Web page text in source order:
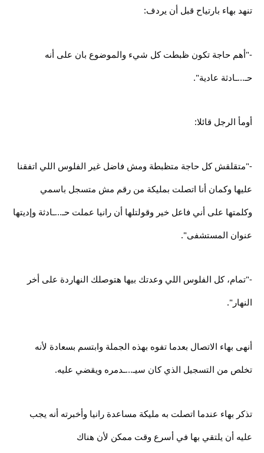
تنهد بهاء بارتياح قبل أن يردف:
-"أهم حاجة تكون ظبطت كل شيء والموضوع بان على أنه
حـ...ـادثة عادية".
أومأ الرجل قائلا:
-"متقلقش كل حاجة متظبطة ومش فاضل غير الفلوس اللي اتفقنا
عليها وكمان أنا اتصلت بمليكة من رقم مش متسجل باسمي
وكلمتها على أني فاعل خير وقولتلها أن رانيا عملت حـ...ـادثة وإديتها
عنوان المستشفى".
-"تمام، كل الفلوس اللي وعدتك بيها هتوصلك النهاردة على أخر
النهار".
أنهى بهاء الاتصال بعدما تفوه بهذه الجملة وابتسم بسعادة لأنه
تخلص من التسجيل الذي كان سيـ...ـدمره ويقضي عليه.
تذكر بهاء عندما اتصلت به مليكة مساعدة رانيا وأخبرته أنه يجب
عليه أن يلتقي بها في أسرع وقت ممكن لأن هناك